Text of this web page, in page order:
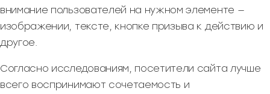
внимание пользователей на нужном элементе —
изображении, тексте, кнопке призыва к действию и
другое.
Согласно исследованиям, посетители сайта лучше
всего воспринимают сочетаемость и